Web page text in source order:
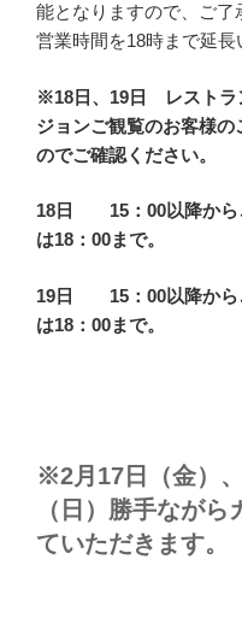
能となりますので、ご了
営業時間を18時まで延長
※18日、19日 レストラ
ジョンご観覧のお客様
のでご確認ください。
18日 15：00以降から
は18：00まで。
19日 15：00以降から
は18：00まで。
※2月17日（金）
（日）勝手なが
ていただきます。